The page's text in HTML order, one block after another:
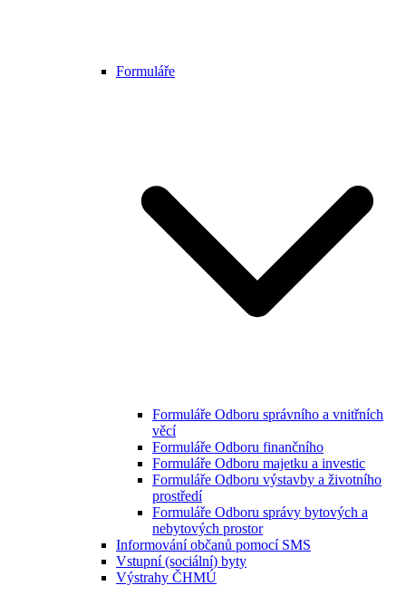
Formuláře
Formuláře Odboru správního a vnitřních
věcí
Formuláře Odboru finančního
Formuláře Odboru majetku a investic
Formuláře Odboru výstavby a životního
prostředí
Formuláře Odboru správy bytových a
nebytových prostor
Informování občanů pomocí SMS
Vstupní (sociální) byty
Výstrahy ČHMÚ